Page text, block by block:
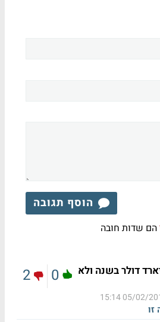
הוסף תגובה
הם שדות חובה
מרויחה 4 מליארד דולר בשנה ולא
05/02/2015
זו
0
2